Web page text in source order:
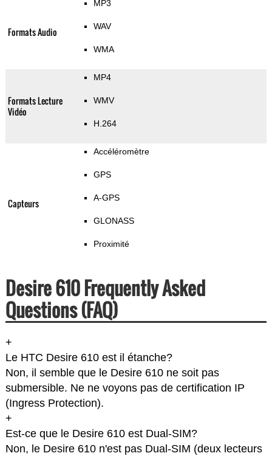
Formats Audio
MP3
WAV
WMA
Formats Lecture
Vidéo
MP4
WMV
H.264
Capteurs
Accéléromètre
GPS
A-GPS
GLONASS
Proximité
Desire 610 Frequently Asked
Questions (FAQ)
+
Le HTC Desire 610 est il étanche?
Non, il semble que le Desire 610 ne soit pas
submersible. Ne ne voyons pas de certification IP
(Ingress Protection).
+
Est-ce que le Desire 610 est Dual-SIM?
Non, le Desire 610 n'est pas Dual-SIM (deux lecteurs